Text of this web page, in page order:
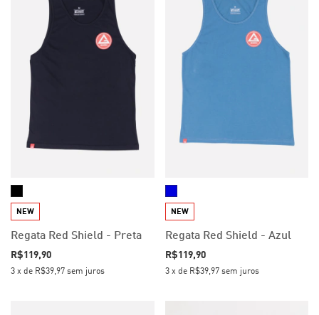
NEW
Regata Red Shield - Preta
R$119,90
3 x de R$39,97 sem juros
NEW
Regata Red Shield - Azul
R$119,90
3 x de R$39,97 sem juros